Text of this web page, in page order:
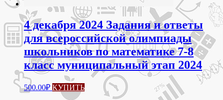
4 декабря 2024 Задания и ответы
для всероссийской олимпиады
школьников по математике 7-8
класс муниципальный этап 2024
500.00₽ КУПИТЬЭтот
товар